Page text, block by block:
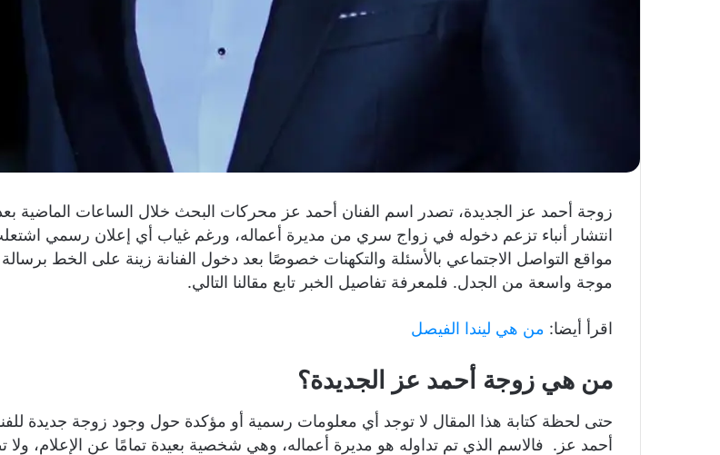
زوجة أحمد عز الجديدة، تصدر اسم الفنان أحمد عز محركات البحث خلال الساعات الماضية
انتشار أنباء تزعم دخوله في زواج سري من مديرة أعماله، ورغم غياب أي إعلان رسمي
مواقع التواصل الاجتماعي بالأسئلة والتكهنات خصوصًا بعد دخول الفنانة زينة على الخط
موجة واسعة من الجدل. فلمعرفة تفاصيل الخبر تابع مقالنا التالي.
اقرأ أيضا: من هي ليندا الفيصل
من هي زوجة أحمد عز الجديدة؟
حتى لحظة كتابة هذا المقال لا توجد أي معلومات رسمية أو مؤكدة حول وجود زوجة جديدة
أحمد عز. فالاسم الذي تم تداوله هو مديرة أعماله، وهي شخصية بعيدة تمامًا عن الإعلام، ولا